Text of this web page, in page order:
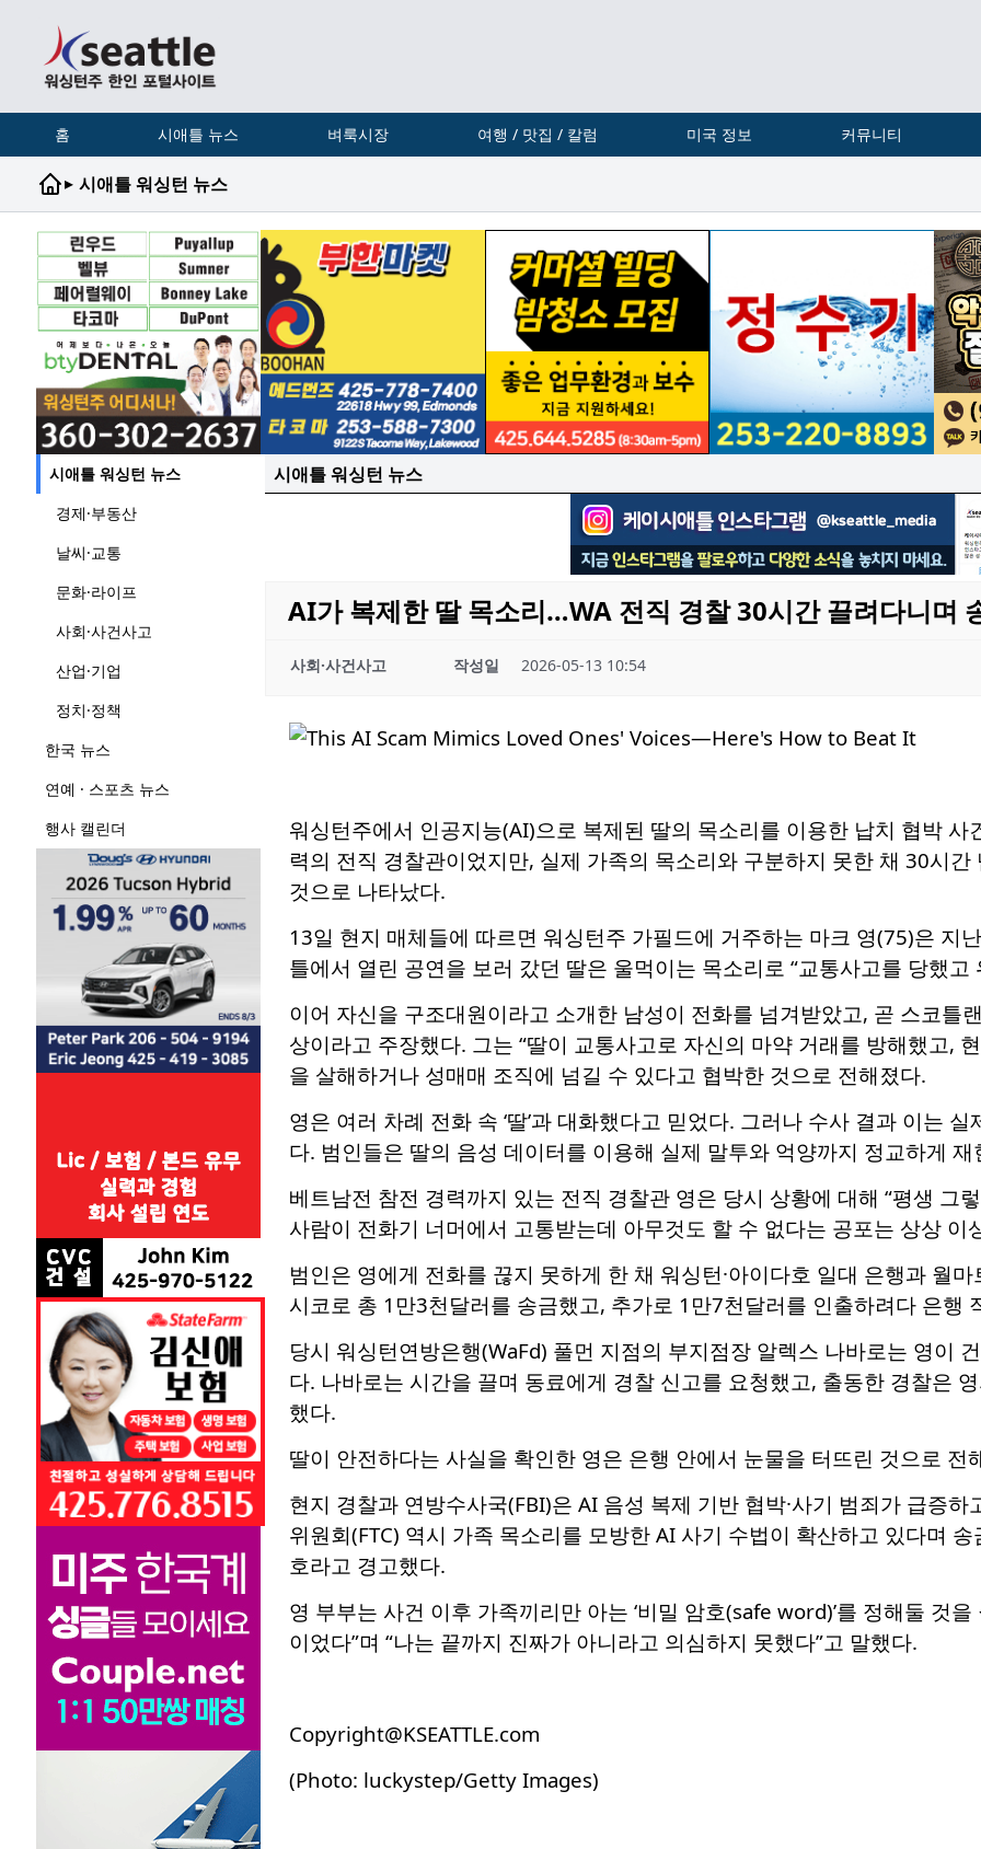
홈 시애틀 뉴스 벼룩시장 여행 / 맛집 / 칼럼 미국 정보 커뮤니티
▸ 시애틀 워싱턴 뉴스
시애틀 워싱턴 뉴스
경제·부동산
날씨·교통
문화·라이프
사회·사건사고
산업·기업
정치·정책
한국 뉴스
연예 · 스포츠 뉴스
행사 캘린더
시애틀 워싱턴 뉴스
AI가 복제한 딸 목소리…WA 전직 경찰 30시간 끌려다니며
사회·사건사고 작성일 2026-05-13 10:54
워싱턴주에서 인공지능(AI)으로 복제된 딸의 목소리를 이용한 납치 협박
력의 전직 경찰관이었지만, 실제 가족의 목소리와 구분하지 못한 채 30시
것으로 나타났다.
13일 현지 매체들에 따르면 워싱턴주 가필드에 거주하는 마크 영(75)은 지
틀에서 열린 공연을 보러 갔던 딸은 울먹이는 목소리로 “교통사고를 당했
이어 자신을 구조대원이라고 소개한 남성이 전화를 넘겨받았고, 곧 스코틀
상이라고 주장했다. 그는 “딸이 교통사고로 자신의 마약 거래를 방해했고,
을 살해하거나 성매매 조직에 넘길 수 있다고 협박한 것으로 전해졌다.
영은 여러 차례 전화 속 ‘딸’과 대화했다고 믿었다. 그러나 수사 결과 이는
다. 범인들은 딸의 음성 데이터를 이용해 실제 말투와 억양까지 정교하게
베트남전 참전 경력까지 있는 전직 경찰관 영은 당시 상황에 대해 “평생 그
사람이 전화기 너머에서 고통받는데 아무것도 할 수 없다는 공포는 상상 이
범인은 영에게 전화를 끊지 못하게 한 채 워싱턴·아이다호 일대 은행과 월
시코로 총 1만3천달러를 송금했고, 추가로 1만7천달러를 인출하려다 은행
당시 워싱턴연방은행(WaFd) 풀먼 지점의 부지점장 알렉스 나바로는 영이
다. 나바로는 시간을 끌며 동료에게 경찰 신고를 요청했고, 출동한 경찰은
했다.
딸이 안전하다는 사실을 확인한 영은 은행 안에서 눈물을 터뜨린 것으로 전
현지 경찰과 연방수사국(FBI)은 AI 음성 복제 기반 협박·사기 범죄가 급증
위원회(FTC) 역시 가족 목소리를 모방한 AI 사기 수법이 확산하고 있다며
호라고 경고했다.
영 부부는 사건 이후 가족끼리만 아는 ‘비밀 암호(safe word)’를 정해둘 것
이었다”며 “나는 끝까지 진짜가 아니라고 의심하지 못했다”고 말했다.
Copyright@KSEATTLE.com
(Photo: luckystep/Getty Images)